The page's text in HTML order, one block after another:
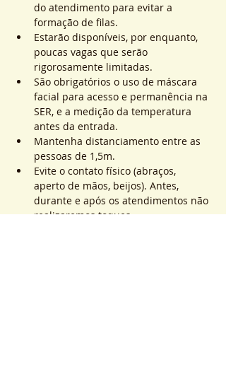
do atendimento para evitar a
formação de filas.
Estarão disponíveis, por enquanto,
poucas vagas que serão
rigorosamente limitadas.
São obrigatórios o uso de máscara
facial para acesso e permanência na
SER, e a medição da temperatura
antes da entrada.
Mantenha distanciamento entre as
pessoas de 1,5m.
Evite o contato físico (abraços,
aperto de mãos, beijos). Antes,
durante e após os atendimentos não
realizaremos toques.